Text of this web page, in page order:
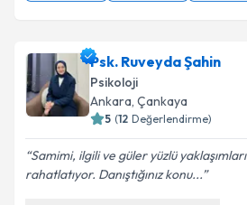
Psk. Ruveyda Şahin
Psikoloji
Ankara, Çankaya
5 (12 Değerlendirme)
Samimi, ilgili ve güler yüzlü yaklaşımları
rahatlatıyor. Danıştığınız konu...